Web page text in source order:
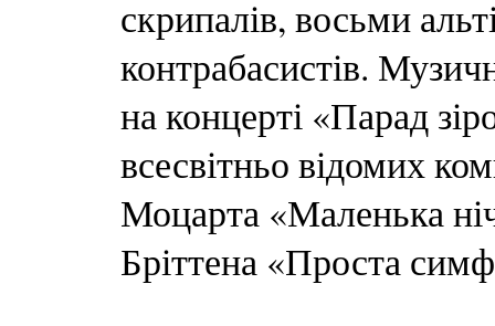
скрипалів, восьми
контрабасистів.
на концерті «Парад
всесвітньо відомих
Моцарта «Маленька
Бріттена «Проста